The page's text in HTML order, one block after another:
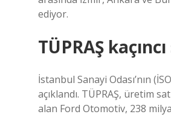
ediyor.
TÜPRAŞ
İstanbul Sanayi Odası’nın
açıklandı. TÜPRAŞ, üretim
alan Ford Otomotiv, 238